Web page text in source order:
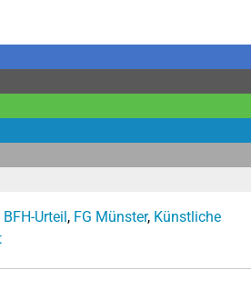
BFH-Urteil, FG Münster, Künstliche